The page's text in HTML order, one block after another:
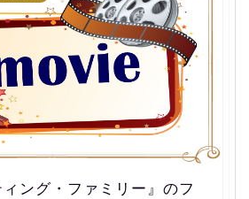
ング・ファミリー』のフ